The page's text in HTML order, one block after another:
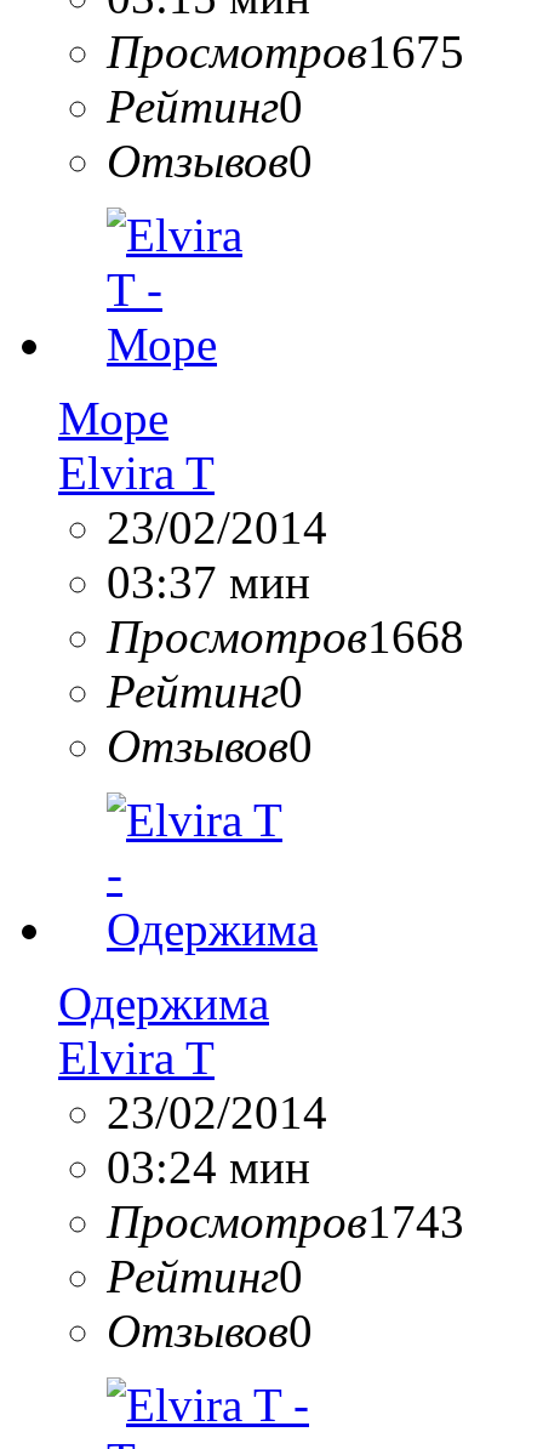
Просмотров1675
Рейтинг0
Отзывов0
Море
Elvira T
23/02/2014
03:37 мин
Просмотров1668
Рейтинг0
Отзывов0
Одержима
Elvira T
23/02/2014
03:24 мин
Просмотров1743
Рейтинг0
Отзывов0